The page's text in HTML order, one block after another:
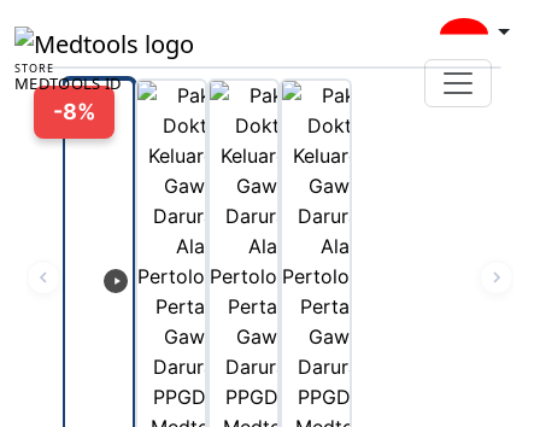
STORE
MEDTOOLS ID
-8%
Play